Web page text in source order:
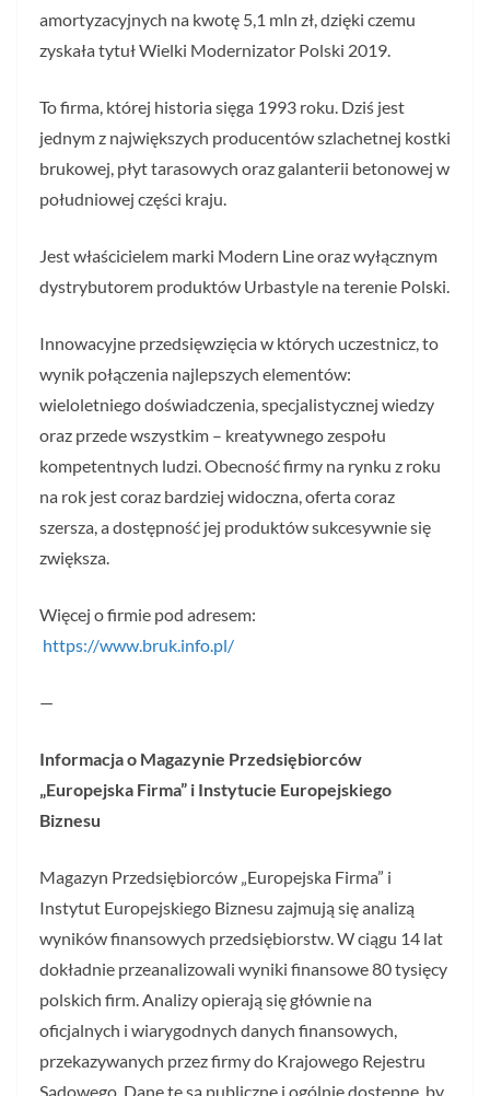
amortyzacyjnych na kwotę 5,1 mln zł, dzięki czemu
zyskała tytuł Wielki Modernizator Polski 2019.
To firma, której historia sięga 1993 roku. Dziś jest
jednym z największych producentów szlachetnej kostki
brukowej, płyt tarasowych oraz galanterii betonowej w
południowej części kraju.
Jest właścicielem marki Modern Line oraz wyłącznym
dystrybutorem produktów Urbastyle na terenie Polski.
Innowacyjne przedsięwzięcia w których uczestnicz, to
wynik połączenia najlepszych elementów:
wieloletniego doświadczenia, specjalistycznej wiedzy
oraz przede wszystkim – kreatywnego zespołu
kompetentnych ludzi. Obecność firmy na rynku z roku
na rok jest coraz bardziej widoczna, oferta coraz
szersza, a dostępność jej produktów sukcesywnie się
zwiększa.
Więcej o firmie pod adresem:
https://www.bruk.info.pl/
—
Informacja o Magazynie Przedsiębiorców
„Europejska Firma” i Instytucie Europejskiego
Biznesu
Magazyn Przedsiębiorców „Europejska Firma” i
Instytut Europejskiego Biznesu zajmują się analizą
wyników finansowych przedsiębiorstw. W ciągu 14 lat
dokładnie przeanalizowali wyniki finansowe 80 tysięcy
polskich firm. Analizy opierają się głównie na
oficjalnych i wiarygodnych danych finansowych,
przekazywanych przez firmy do Krajowego Rejestru
Sądowego. Dane te są publiczne i ogólnie dostępne, by